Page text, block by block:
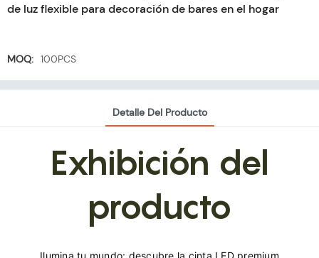
de luz flexible para decoración de bares en el hogar
MOQ: 100PCS
Detalle Del Producto
Exhibición del
producto